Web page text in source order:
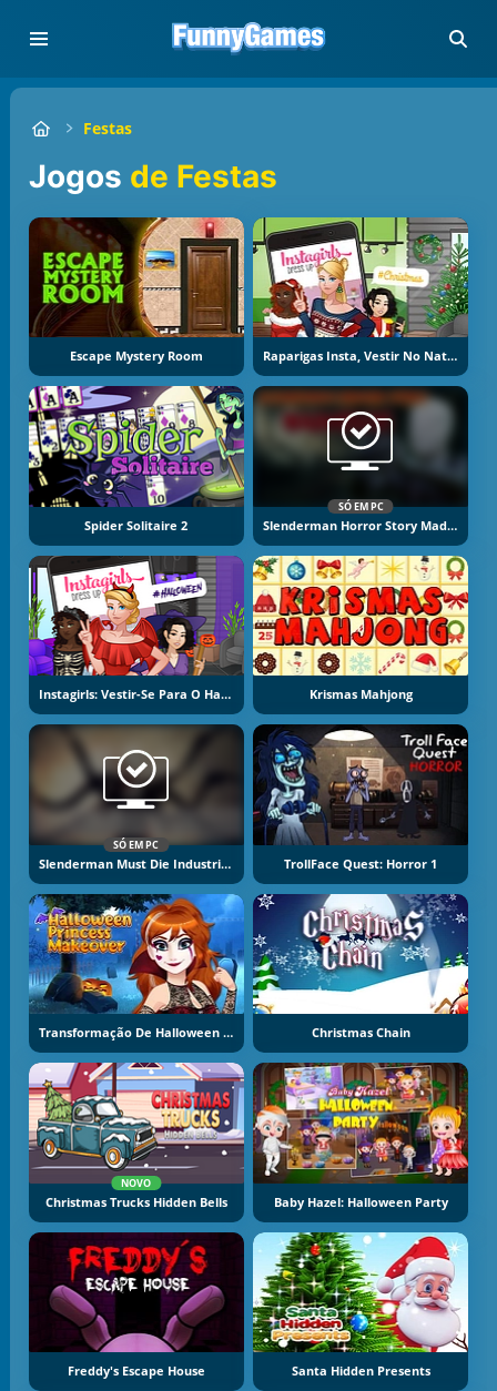
Festas
Jogos de Festas
Escape Mystery Room Raparigas Insta, Vestir No Natal
Spider Solitaire 2
SÓ EM PC
Slenderman Horror Story Madhouse
Instagirls: Vestir-Se Para O Halloween Krismas Mahjong
SÓ EM PC
Slenderman Must Die Industrial Waste TrollFace Quest: Horror 1
Transformação De Halloween Da Princesa Christmas Chain
NOVO
Christmas Trucks Hidden Bells Baby Hazel: Halloween Party
Freddy's Escape House Santa Hidden Presents